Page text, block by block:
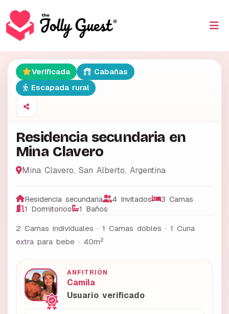
Verificada
Cabañas
Escapada rural
Residencia secundaria en
Mina Clavero
Mina Clavero, San Alberto, Argentina
Residencia secundaria 4 Invitados
3 Camas
1 Dormitorios
1 Baños
2 Camas individuales · 1 Camas dobles · 1 Cuna
extra para bebe · 40m2
ANFITRIÓN
Camila
Usuario verificado